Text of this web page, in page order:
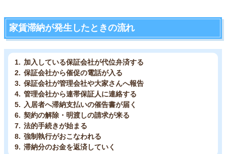
家賃滞納が発生したときの流れ
加入している保証会社が代位弁済する
保証会社から催促の電話が入る
保証会社が管理会社や大家さんへ報告
管理会社から連帯保証人に連絡する
入居者へ滞納支払いの催告書が届く
契約の解除・明渡しの請求が来る
法的手続きが始まる
強制執行がおこなわれる
滞納分のお金を返済していく